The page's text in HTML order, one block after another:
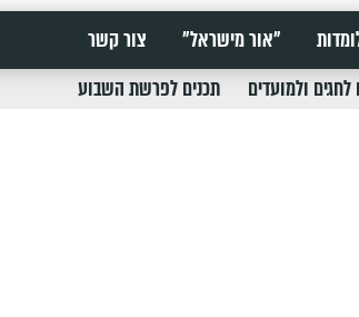
"אור מישראל" צור קשר
לחגים ולמועדים תכנים לפרשת השבוע